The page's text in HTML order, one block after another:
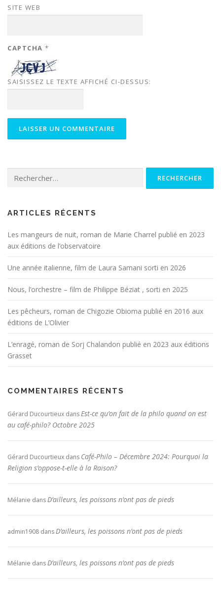
SITE WEB
CAPTCHA *
SAISISSEZ LE TEXTE AFFICHÉ CI-DESSUS:
ARTICLES RÉCENTS
Les mangeurs de nuit, roman de Marie Charrel publié en 2023
aux éditions de l’observatoire
Une année italienne, film de Laura Samani sorti en 2026
Nous, l’orchestre – film de Philippe Béziat , sorti en 2025
Les pêcheurs, roman de Chigozie Obioma publié en 2016 aux
éditions de L’Olivier
L’enragé, roman de Sorj Chalandon publié en 2023 aux éditions
Grasset
COMMENTAIRES RÉCENTS
Gérard Ducourtieux dans Est-ce qu’on fait de la philo quand on est
au café-philo? Octobre 2025
Gérard Ducourtieux dans Café-Philo – Décembre 2024: Pourquoi la
Religion s’oppose-t-elle à la Raison?
Mélanie dans D’ailleurs, les poissons n’ont pas de pieds
admin1908 dans D’ailleurs, les poissons n’ont pas de pieds
Mélanie dans D’ailleurs, les poissons n’ont pas de pieds